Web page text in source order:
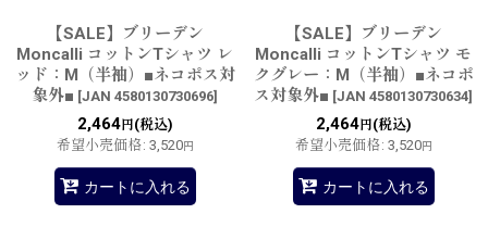
【SALE】ブリーデン
Moncalli コットンTシャツ レ
ッド：M（半袖）■ネコポス対
象外■ [JAN 4580130730696]
2,464円(税込)
希望小売価格: 3,520円
カートに入れる
【SALE】ブリーデン
Moncalli コットンTシャツ モ
クグレー：M（半袖）■ネコポ
ス対象外■ [JAN 4580130730634]
2,464円(税込)
希望小売価格: 3,520円
カートに入れる